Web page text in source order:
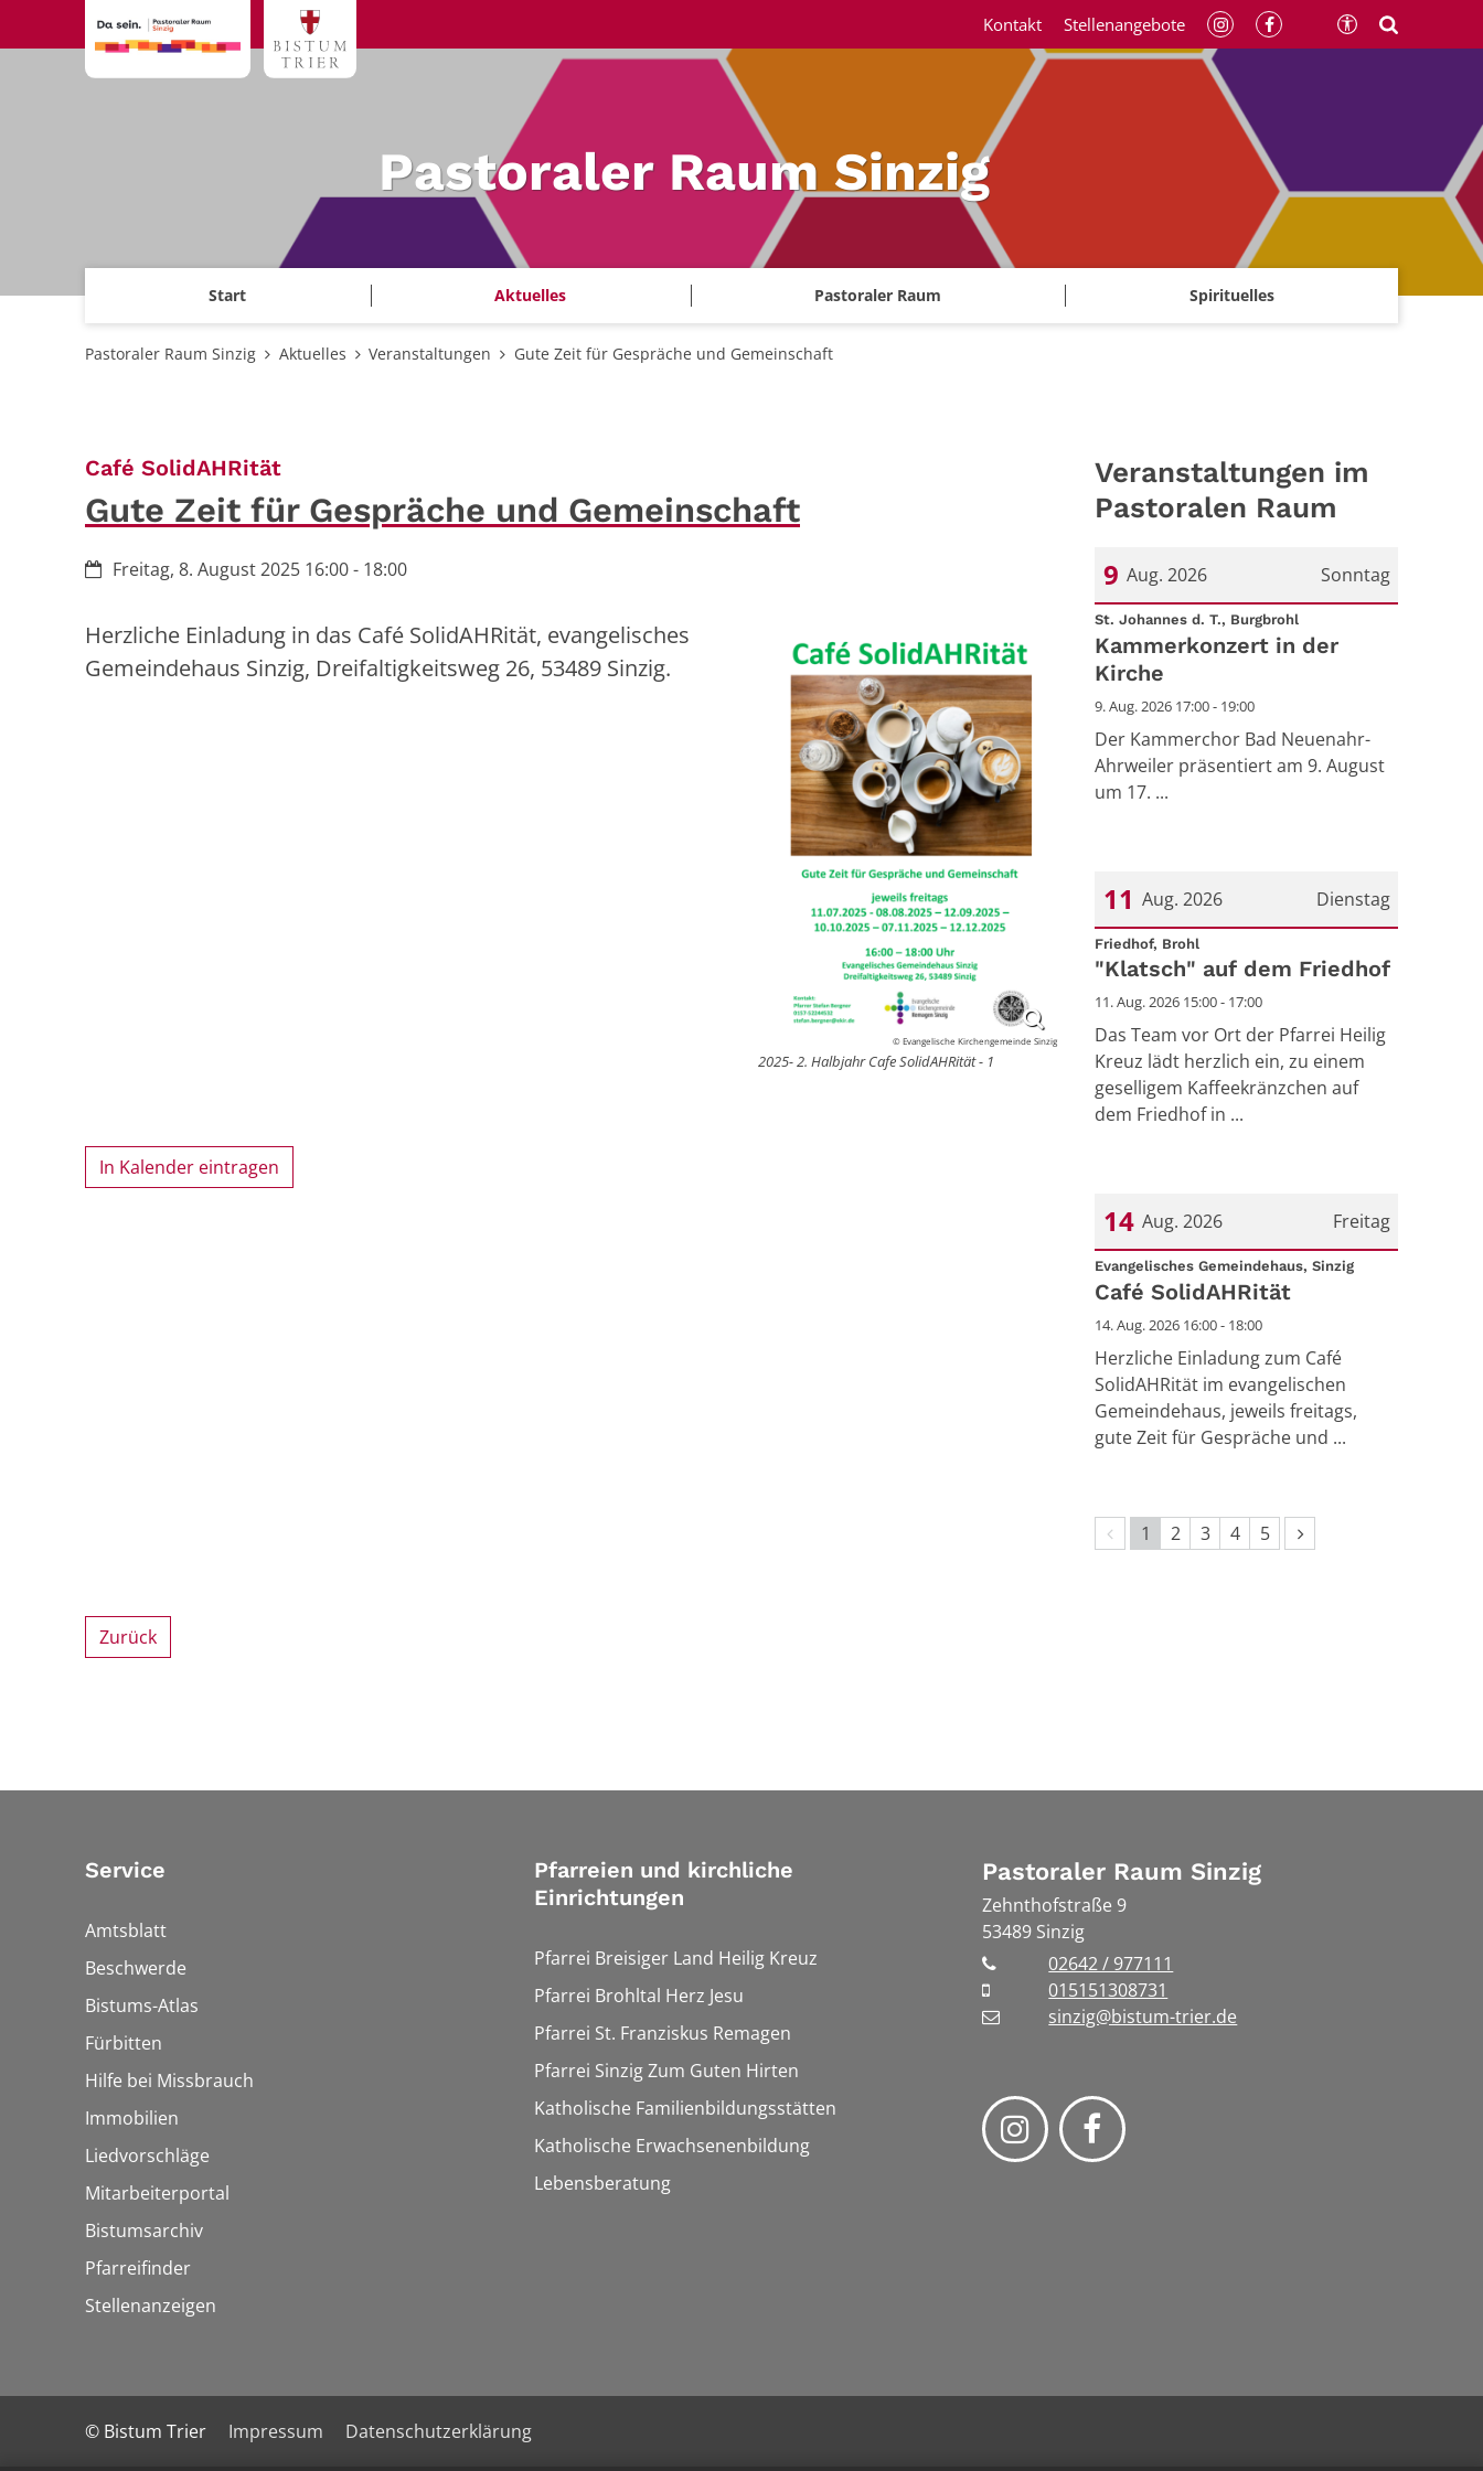
Pastoraler Raum Sinzig
Start Aktuelles Pastoraler Raum Spirituelles
Kontakt Stellenangebote
Pastoraler Raum Sinzig Aktuelles Veranstaltungen Gute Zeit für Gespräche und Gemeinschaft
Café SolidAHRität:
Gute Zeit für Gespräche und Gemeinschaft
Datum:Freitag, 8. August 2025 16:00 - 18:00
© Evangelische Kirchengemeinde Sinzig
2025- 2. Halbjahr Cafe SolidAHRität - 1
Herzliche Einladung in das Café SolidAHRität, evangelisches
Gemeindehaus Sinzig, Dreifaltigkeitsweg 26, 53489 Sinzig.
In Kalender eintragen
Veranstaltungen im
Pastoralen Raum
Sonntag
9 Aug. 2026
Datum: 9. August 2026
St. Johannes d. T., Burgbrohl:
Kammerkonzert in der
Kirche
9. Aug. 2026 17:00 - 19:00
Der Kammerchor Bad Neuenahr-
Ahrweiler präsentiert am 9. August
um 17. ...
Dienstag
11 Aug. 2026
Datum: 11. August 2026
Friedhof, Brohl
"Klatsch" auf dem Friedhof
11. Aug. 2026 15:00 - 17:00
Das Team vor Ort der Pfarrei Heilig
Kreuz lädt herzlich ein, zu einem
geselligem Kaffeekränzchen auf
dem Friedhof in ...
Freitag
14 Aug. 2026
Datum: 14. August 2026
Evangelisches Gemeindehaus, Sinzig:
Café SolidAHRität
14. Aug. 2026 16:00 - 18:00
Herzliche Einladung zum Café
SolidAHRität im evangelischen
Gemeindehaus, jeweils freitags,
gute Zeit für Gespräche und ...
Vorherige Seite
1 2 3 4 5 Nächste Seite
Zurück
Service
Amtsblatt
Beschwerde
Bistums-Atlas
Fürbitten
Hilfe bei Missbrauch
Immobilien
Liedvorschläge
Mitarbeiterportal
Bistumsarchiv
Pfarreifinder
Stellenanzeigen
Pfarreien und kirchliche
Einrichtungen
Pfarrei Breisiger Land Heilig Kreuz
Pfarrei Brohltal Herz Jesu
Pfarrei St. Franziskus Remagen
Pfarrei Sinzig Zum Guten Hirten
Katholische Familienbildungsstätten
Katholische Erwachsenenbildung
Lebensberatung
Pastoraler Raum Sinzig
Zehnthofstraße 9
53489 Sinzig
02642 / 977111
015151308731
sinzig@bistum-trier.de
© Bistum Trier Impressum Datenschutzerklärung